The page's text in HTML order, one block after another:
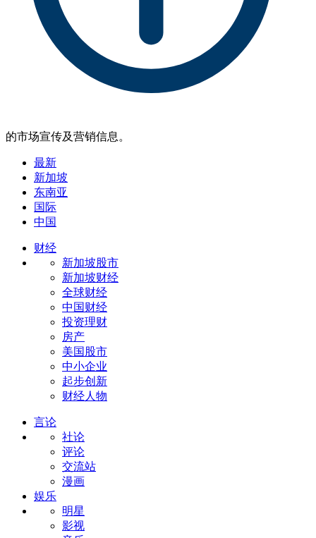
的市场宣传及营销信息。
最新
新加坡
东南亚
国际
中国
财经
新加坡股市
新加坡财经
全球财经
中国财经
投资理财
房产
美国股市
中小企业
起步创新
财经人物
言论
社论
评论
交流站
漫画
娱乐
明星
影视